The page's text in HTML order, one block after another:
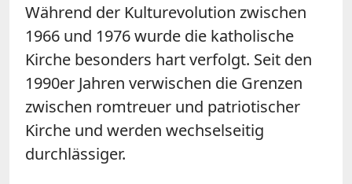
Während der Kulturevolution zwischen
1966 und 1976 wurde die katholische
Kirche besonders hart verfolgt. Seit den
1990er Jahren verwischen die Grenzen
zwischen romtreuer und patriotischer
Kirche und werden wechselseitig
durchlässiger.